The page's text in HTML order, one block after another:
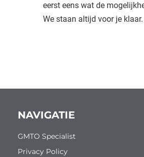
eerst eens wat de
We staan altijd voor je klaar.
NAVIGATIE
GMTO Specialist
Privacy Policy